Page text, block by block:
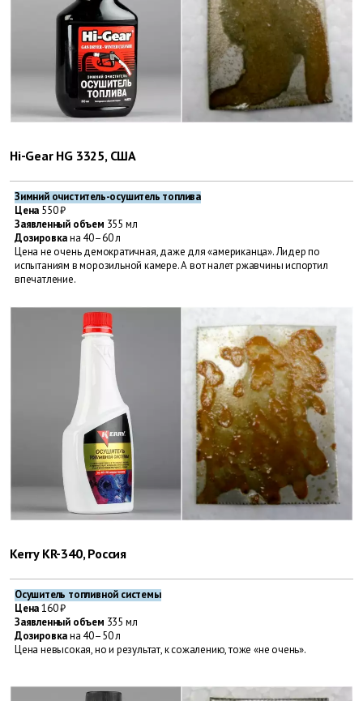
Hi-Gear HG 3325, США
Зимний очиститель-осушитель топлива
Цена 550 ₽
Заявленный объем 355 мл
Дозировкана 40–60 л
Цена не очень демократичная, даже для «американца». Лидер по
испытаниям в морозильной камере. А вот налет ржавчины испортил
впечатление.
Kerry KR-340, Россия
Осушитель топливной системы
Цена160 ₽
Заявленный объем 335 мл
Дозировкана 40–50 л
Цена невысокая, но и результат, к сожалению, тоже «не очень».